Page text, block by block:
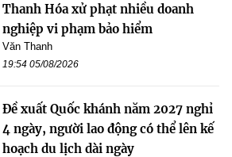
Thanh Hóa xử phạt nhiều doanh
nghiệp vi phạm bảo hiểm
Văn Thanh
19:54 05/08/2026
Đề xuất Quốc khánh năm 2027 nghỉ
4 ngày, người lao động có thể lên kế
hoạch du lịch dài ngày